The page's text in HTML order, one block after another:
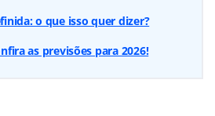
o que isso quer dizer?
as previsões para 2026!